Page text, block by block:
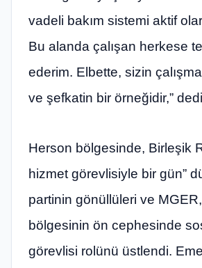
vadeli bakım sistemi aktif
Bu alanda çalışan herkese
ederim. Elbette, sizin
ve şefkatin bir örneğidir,”
Herson bölgesinde, Birleşik
hizmet görevlisiyle bir gün”
partinin gönüllüleri ve
bölgesinin ön cephesinde
görevlisi rolünü üstlendi.